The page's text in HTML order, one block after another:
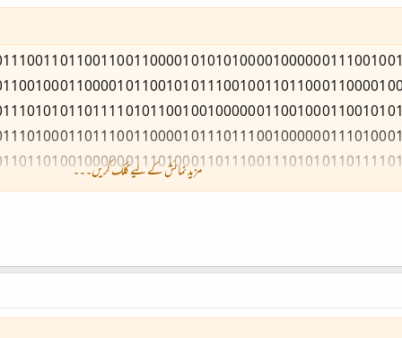
مزید نمائش کے لیے کلک کریں۔۔۔